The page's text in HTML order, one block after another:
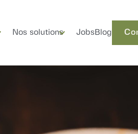
Nos solutions Jobs Blog